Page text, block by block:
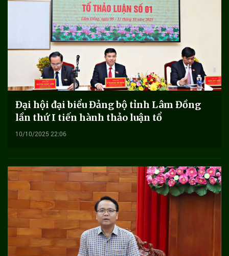
Đại hội đại biểu Đảng bộ tỉnh Lâm Đồng
lần thứ I tiến hành thảo luận tổ
10/10/2025 22:06